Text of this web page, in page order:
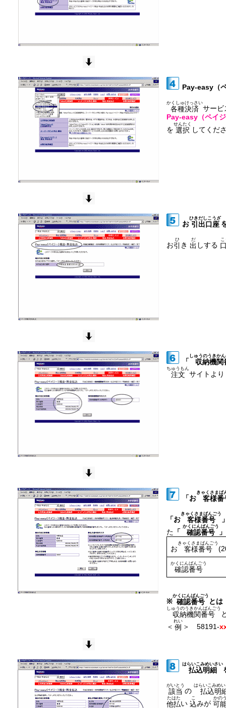
Pay-easy（
各種決済
かくしゅけっさい
サー
Pay-easy（ペイ
を 選択
せんたく
してくだ
お 引出口座
ひきだしこうざ
お引
ひ
き 出
だ
しする
「 収納機関
しゅうのうきか
注文
ちゅうもん
サイトより
「お 客様番
きゃくさまば
「お 客様番号
きゃくさまばんごう
た 「 確認番号
かくにんばんごう
」
お 客様番号
きゃくさまばんごう
確認番号
かくにんばんごう
※ 確認番号
かくにんばんごう
とは
収納機関番号
しゅうのうきかんばんごう
＜ 例
れい
＞ 58191-
払込明細
はらいこみめいさい
該当
がいとう
の 払込明
はらいこみめ
他払
たはた
い 込
こ
みが 可
かの